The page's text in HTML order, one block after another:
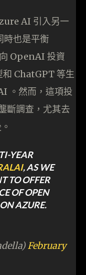
AI 引入另一
時也是平衡
OpenAI 投資
和 ChatGPT 等生
。然而，這項投
斷調查，尤其去
YEAR
, AS WE
TO OFFER
OF OPEN
AZURE.
February